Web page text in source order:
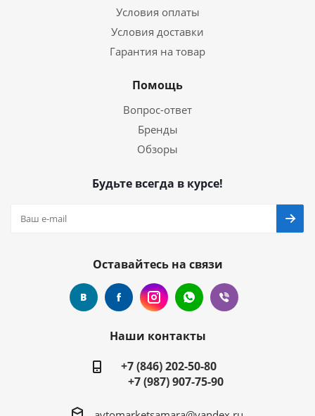
Условия оплаты
Условия доставки
Гарантия на товар
Помощь
Вопрос-ответ
Бренды
Обзоры
Будьте всегда в курсе!
Оставайтесь на связи
Наши контакты
+7 (846) 202-50-80
+7 (987) 907-75-90